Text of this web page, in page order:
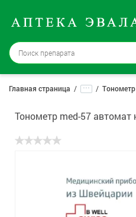
Москва→
12 аптек
Регистрация
Доставка и оплата
Главная страница ...
Тонометр med-57 автомат